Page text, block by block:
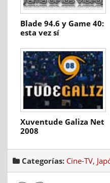
Blade 94.6 y Game 40:
esta vez sí
Xuventude Galiza Net
2008
Categorías: Cine-TV,